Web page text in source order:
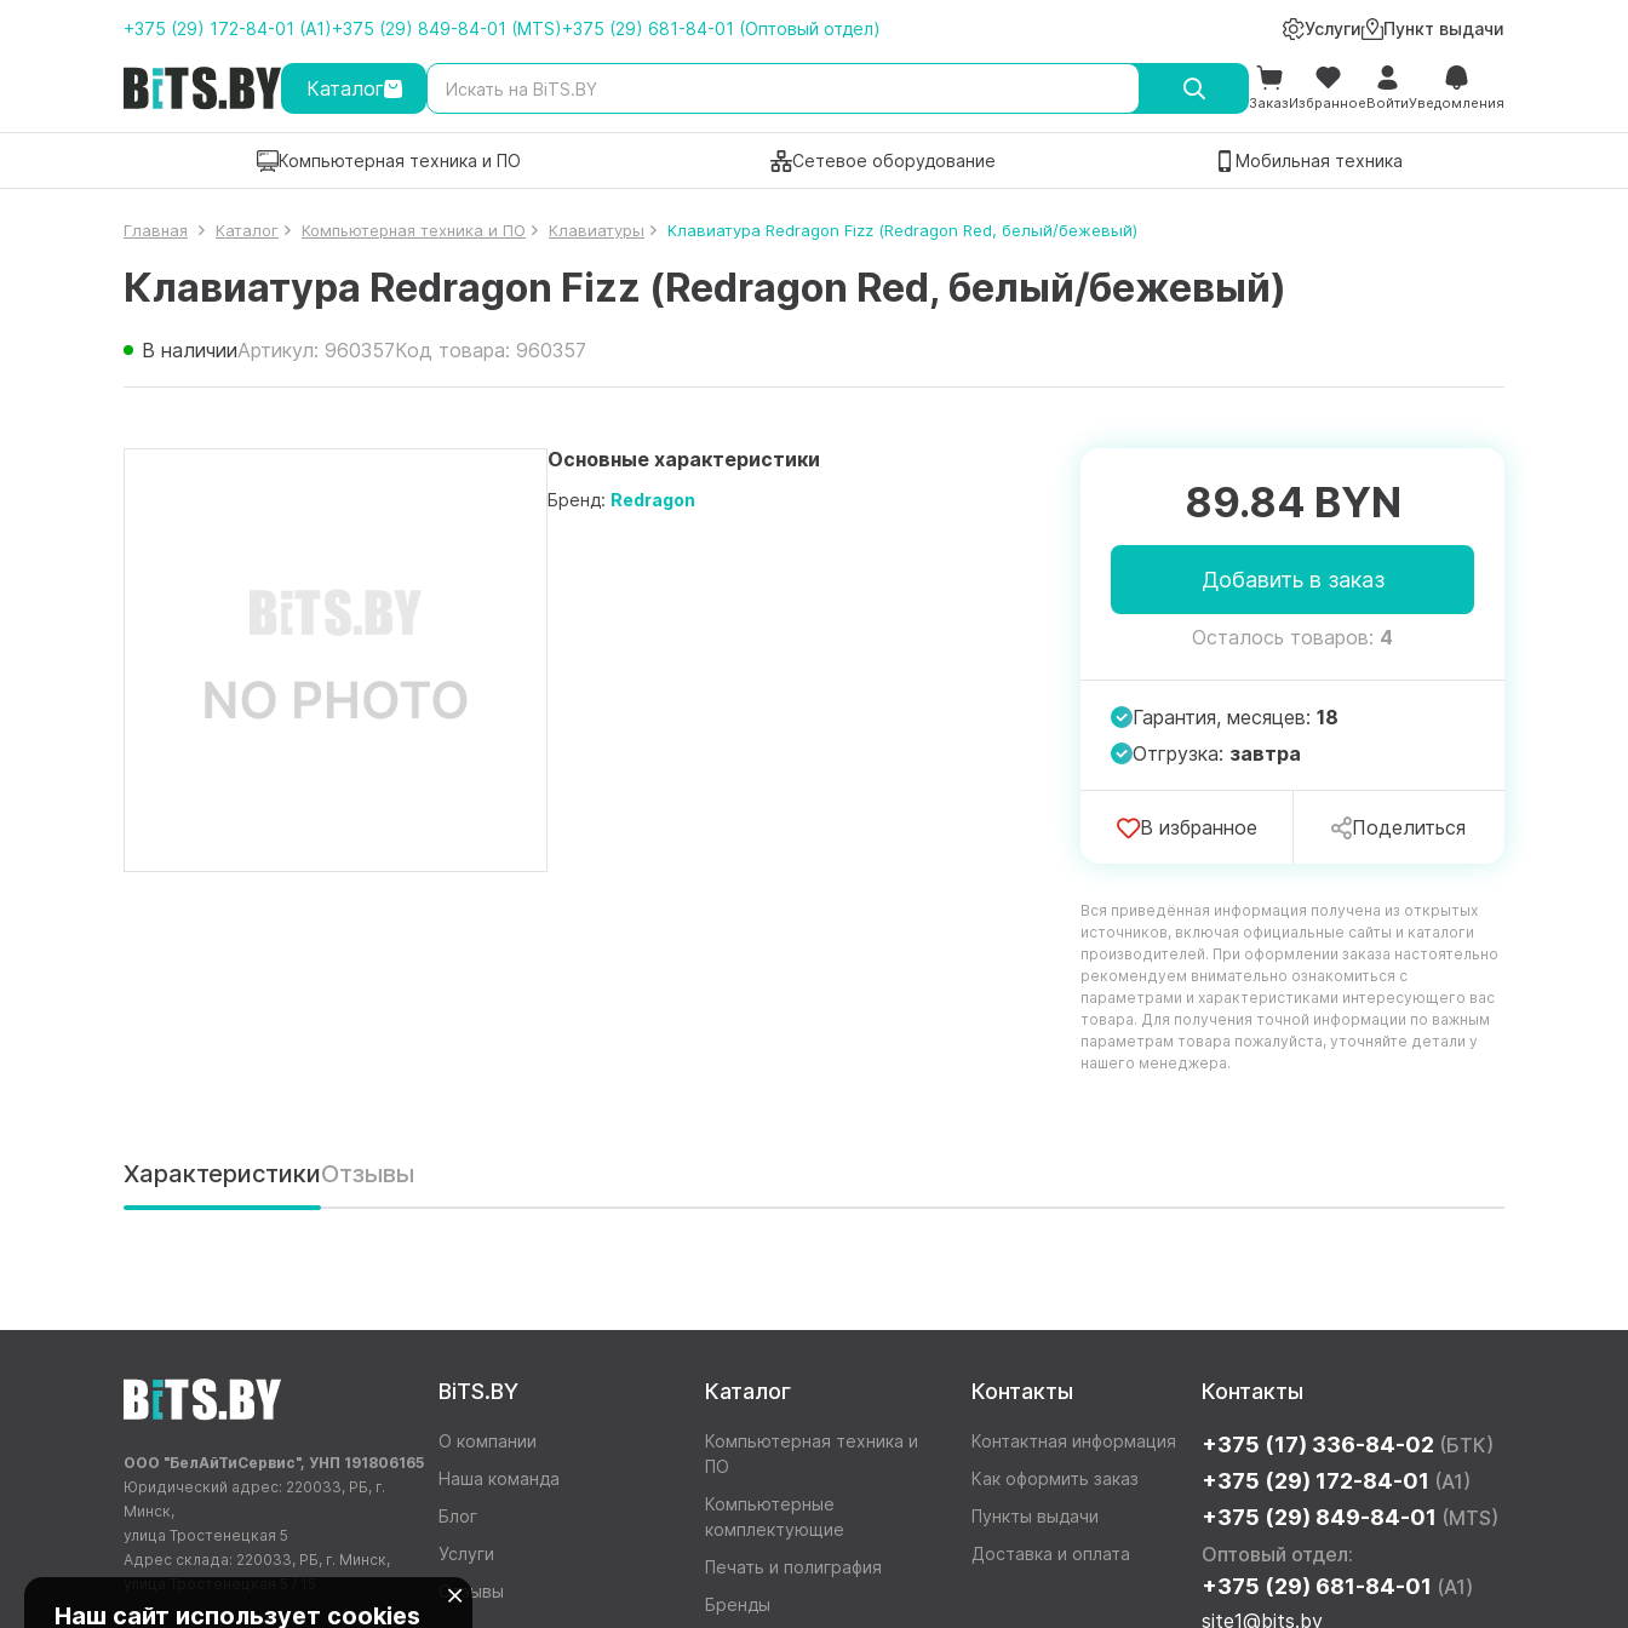
+375 (29) 172-84-01 (A1)+375 (29) 849-84-01 (MTS)+375 (29) 681-84-01 (Оптовый отдел) Услуги Пункт выдачи
Каталог
ЗаказИзбранноеВойтиУведомления
Компьютерная техника и ПО Сетевое оборудование Мобильная техника
Главная Каталог Компьютерная техника и ПО Клавиатуры Клавиатура Redragon Fizz (Redragon Red, белый/бежевый)
Клавиатура Redragon Fizz (Redragon Red, белый/бежевый)
В наличииАртикул: 960357Код товара: 960357
Основные характеристики
Бренд: Redragon 89.84 BYN
Добавить в заказ
Осталось товаров: 4
Гарантия, месяцев: 18
Отгрузка: завтра
В избранное Поделиться
Вся приведённая информация получена из открытых
источников, включая официальные сайты и каталоги
производителей. При оформлении заказа настоятельно
рекомендуем внимательно ознакомиться с
параметрами и характеристиками интересующего вас
товара. Для получения точной информации по важным
параметрам товара пожалуйста, уточняйте детали у
нашего менеджера.
ХарактеристикиОтзывы
Контакты
+375 (17) 336-84-02 (БТК)
+375 (29) 172-84-01 (A1)
+375 (29) 849-84-01 (MTS)
Оптовый отдел:
+375 (29) 681-84-01 (A1)
site1@bits.by
BiTS.BY
О компании
Наша команда
Блог
Услуги
Отзывы
Каталог
Компьютерная техника и
ПО
Компьютерные
комплектующие
Печать и полиграфия
Бренды
Контакты
Контактная информация
Как оформить заказ
Пункты выдачи
Доставка и оплата
ООО "БелАйТиСервис", УНП 191806165
Юридический адрес: 220033, РБ, г.
Минск,
улица Тростенецкая 5
Адрес склада: 220033, РБ, г. Минск,
Наш сайт использует cookies